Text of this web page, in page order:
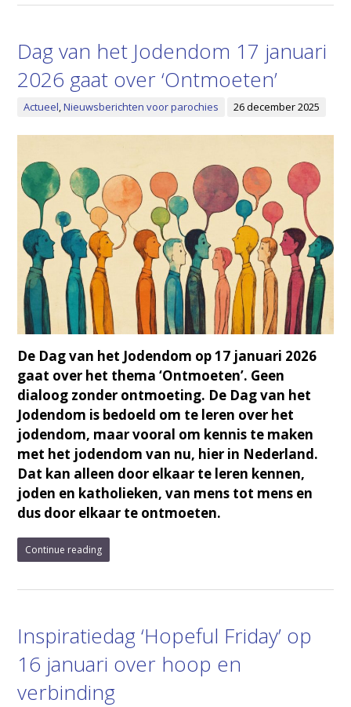
Dag van het Jodendom 17 januari
2026 gaat over ‘Ontmoeten’
Actueel,Nieuwsberichten voor parochies 26 december 2025
De Dag van het Jodendom op 17 januari 2026
gaat over het thema ‘Ontmoeten’. Geen
dialoog zonder ontmoeting. De Dag van het
Jodendom is bedoeld om te leren over het
jodendom, maar vooral om kennis te maken
met het jodendom van nu, hier in Nederland.
Dat kan alleen door elkaar te leren kennen,
joden en katholieken, van mens tot mens en
dus door elkaar te ontmoeten.
Continue reading
Inspiratiedag ‘Hopeful Friday’ op
16 januari over hoop en
verbinding